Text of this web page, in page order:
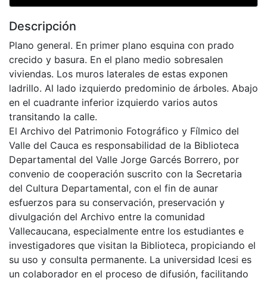
Descripción
Plano general. En primer plano esquina con prado
crecido y basura. En el plano medio sobresalen
viviendas. Los muros laterales de estas exponen
ladrillo. Al lado izquierdo predominio de árboles. Abajo
en el cuadrante inferior izquierdo varios autos
transitando la calle.
El Archivo del Patrimonio Fotográfico y Fílmico del
Valle del Cauca es responsabilidad de la Biblioteca
Departamental del Valle Jorge Garcés Borrero, por
convenio de cooperación suscrito con la Secretaria
del Cultura Departamental, con el fin de aunar
esfuerzos para su conservación, preservación y
divulgación del Archivo entre la comunidad
Vallecaucana, especialmente entre los estudiantes e
investigadores que visitan la Biblioteca, propiciando el
su uso y consulta permanente. La universidad Icesi es
un colaborador en el proceso de difusión, facilitando